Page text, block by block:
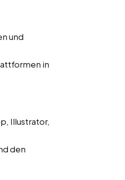
und
in
Illustrator,
den